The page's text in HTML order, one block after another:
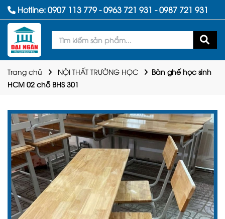
Hotline:0907 113 779-0963 721 931 -0987 721 931
Trang chủ NỘI THẤT TRƯỜNG HỌC
Bàn ghế học sinh
HCM 02 chỗ BHS 301